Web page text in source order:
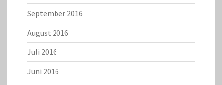
September 2016
August 2016
Juli 2016
Juni 2016